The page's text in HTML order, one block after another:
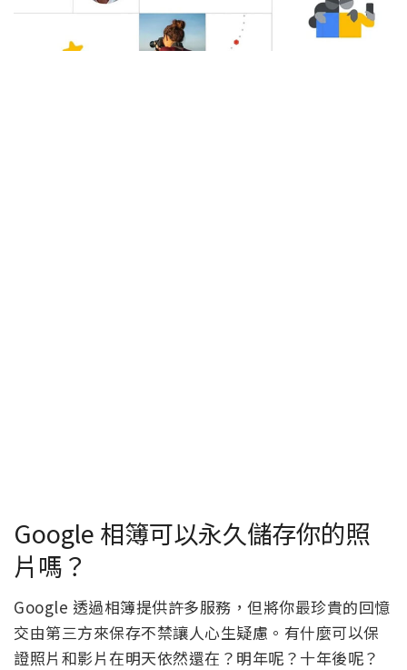
Google 相簿可以永久儲存你的照
片嗎？
Google 透過相簿提供許多服務，但將你最珍貴的回憶
交由第三方來保存不禁讓人心生疑慮。有什麼可以保
證照片和影片在明天依然還在？明年呢？十年後呢？